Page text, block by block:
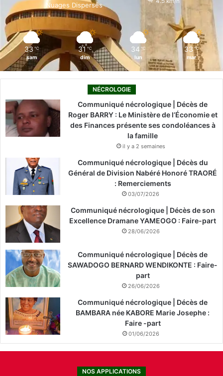
k
n
Nuages Dispersés
33 ℃
sam
31 ℃
dim
34 ℃
lun
33 ℃
mar
NÉCROLOGIE
Communiqué nécrologique | Décès de
Roger BARRY : Le Ministère de l’Économie et
des Finances présente ses condoléances à
la famille
il y a 2 semaines
Communiqué nécrologique | Décès du
Général de Division Nabéré Honoré TRAORÉ
: Remerciements
03/07/2026
Communiqué nécrologique | Décès de son
Excellence Dramane YAMEOGO : Faire-part
28/06/2026
Communiqué nécrologique | Décès de
SAWADOGO BERNARD WENDIKONTE : Faire-
part
26/06/2026
Communiqué nécrologique | Décès de
BAMBARA née KABORE Marie Josephe :
Faire -part
01/06/2026
NOS APPLICATIONS